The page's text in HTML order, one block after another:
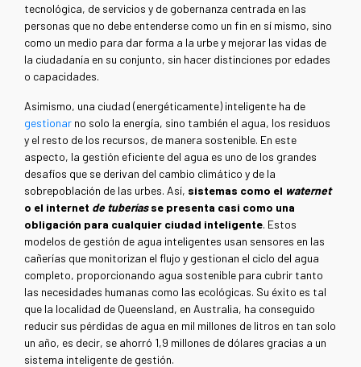
tecnológica, de servicios y de gobernanza centrada en las
personas que no debe entenderse como un fin en sí mismo, sino
como un medio para dar forma a la urbe y mejorar las vidas de
la ciudadanía en su conjunto, sin hacer distinciones por edades
o capacidades.
Asimismo, una ciudad (energéticamente) inteligente ha de
gestionar no solo la energía, sino también el agua, los residuos
y el resto de los recursos, de manera sostenible. En este
aspecto, la gestión eficiente del agua es uno de los grandes
desafíos que se derivan del cambio climático y de la
sobrepoblación de las urbes. Así, sistemas como el waternet
o el internet de tuberíasse presenta casi como una
obligación para cualquier ciudad inteligente. Estos
modelos de gestión de agua inteligentes usan sensores en las
cañerías que monitorizan el flujo y gestionan el ciclo del agua
completo, proporcionando agua sostenible para cubrir tanto
las necesidades humanas como las ecológicas. Su éxito es tal
que la localidad de Queensland, en Australia, ha conseguido
reducir sus pérdidas de agua en mil millones de litros en tan solo
un año, es decir, se ahorró 1,9 millones de dólares gracias a un
sistema inteligente de gestión.